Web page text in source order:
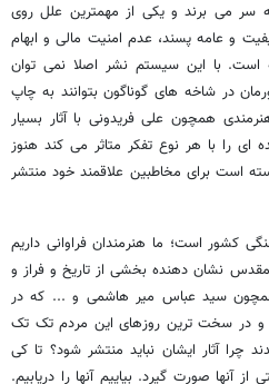
سر می برند و یکی از مهمترین علل روی
و عامه پسند، عدم امنیت مالی و ابهام
است. با این سیستم نشر اصلا نمی توان
در شاخه های گوناگون بتوانند به چاپ
همچون علی فریدونی با آثار بسیار
را با هر نوع تفکر متاثر می کند هنوز
است برای مخاطبین علاقمند خود منتشر
کشور است؛ ما هنرمندان فراوانی داریم
نشان دهنده بخشی از تاریخ و فراز و
سید عباس میر هاشمی و ... که در
و در سخت ترین روزهای این مردم تک تک
چرا آثار ایشان نباید منتشر شود؟ تا کی
از آنها صورت گیرد. بیاییم آنها را دریابیم.